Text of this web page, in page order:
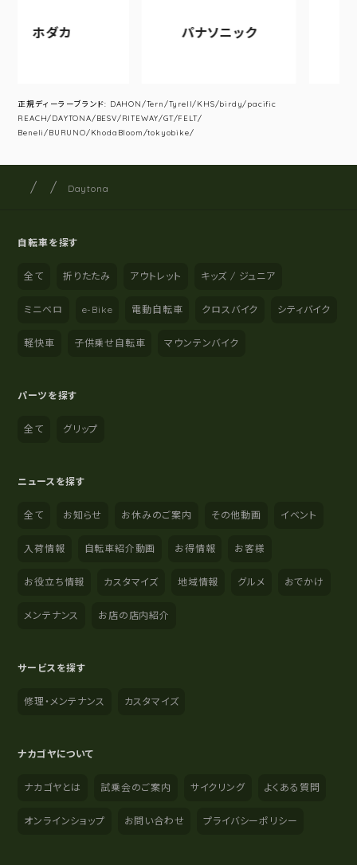
ホダカ パナソニック
正規ディーラーブランド: DAHON/Tern/Tyrell/KHS/birdy/pacific
REACH/DAYTONA/BESV/RITEWAY/GT/FELT/
Beneli/BURUNO/KhodaBloom/tokyobike/
サイト内の現在地
サイクルショップナカゴヤ
Daytona
自転車を探す
全て 折りたたみ アウトレット キッズ / ジュニア
ミニベロ e-Bike 電動自転車 クロスバイク シティバイク
軽快車 子供乗せ自転車 マウンテンバイク
パーツを探す
全て グリップ
ニュースを探す
全て お知らせ お休みのご案内 その他動画 イベント
入荷情報 自転車紹介動画 お得情報 お客様
お役立ち情報 カスタマイズ 地域情報 グルメ おでかけ
メンテナンス お店の店内紹介
サービスを探す
修理・メンテナンス カスタマイズ
ナカゴヤについて
ナカゴヤとは 試乗会のご案内 サイクリング よくある質問
オンラインショップ お問い合わせ プライバシーポリシー